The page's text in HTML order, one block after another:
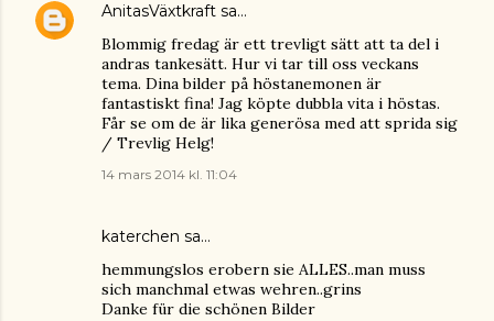
AnitasVäxtkraft sa…
Blommig fredag är ett trevligt sätt att ta del i
andras tankesätt. Hur vi tar till oss veckans
tema. Dina bilder på höstanemonen är
fantastiskt fina! Jag köpte dubbla vita i höstas.
Får se om de är lika generösa med att sprida sig
/ Trevlig Helg!
14 mars 2014 kl. 11:04
katerchen sa…
hemmungslos erobern sie ALLES..man muss
sich manchmal etwas wehren..grins
Danke für die schönen Bilder